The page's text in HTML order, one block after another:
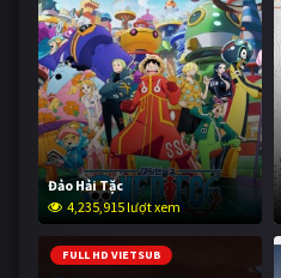
Đảo Hải Tặc
4,235,915 lượt xem
FULL HD VIETSUB